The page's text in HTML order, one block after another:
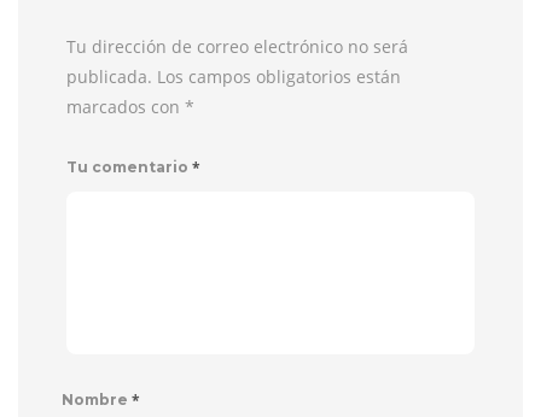
Tu dirección de correo electrónico no será
publicada. Los campos obligatorios están
marcados con *
Tu comentario *
Nombre *